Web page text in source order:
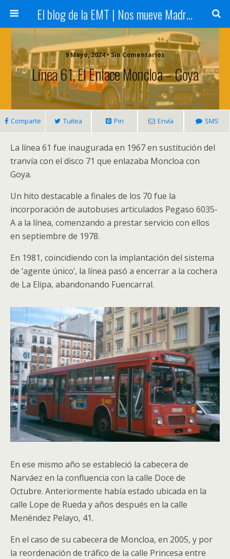
El blog de la EMT | Nos mueve Madrid
9 Mayo, 2024 • Sin Comentarios
Línea 61, El Enlace Moncloa – Goya
Comparte Tuitea Pin Envía SMS
La línea 61 fue inaugurada en 1967 en sustitución del
tranvía con el disco 71 que enlazaba Moncloa con
Goya.
Un hito destacable a finales de los 70 fue la
incorporación de autobuses articulados Pegaso 6035-
A a la línea, comenzando a prestar servicio con ellos
en septiembre de 1978.
En 1981, coincidiendo con la implantación del sistema
de ‘agente único’, la línea pasó a encerrar a la cochera
de La Elipa, abandonando Fuencarral.
En ese mismo año se estableció la cabecera de
Narváez en la confluencia con la calle Doce de
Octubre. Anteriormente había estado ubicada en la
calle Lope de Rueda y años después en la calle
Menéndez Pelayo, 41.
En el caso de su cabecera de Moncloa, en 2005, y por
la reordenación de tráfico de la calle Princesa entre